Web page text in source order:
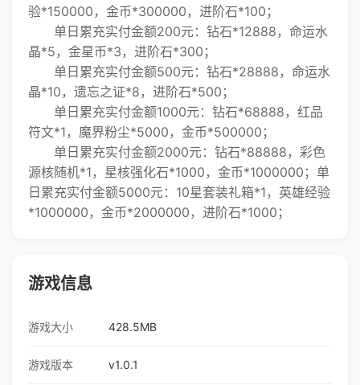
验*150000，金币*300000，进阶石*100；
单日累充实付金额200元：钻石*12888，命运水
晶*5，金星币*3，进阶石*300；
单日累充实付金额500元：钻石*28888，命运水
晶*10，遗忘之证*8，进阶石*500；
单日累充实付金额1000元：钻石*68888，红品
符文*1，魔界粉尘*5000，金币*500000；
单日累充实付金额2000元：钻石*88888，彩色
源核随机*1，星核强化石*1000，金币*1000000；单
日累充实付金额5000元：10星套装礼箱*1，英雄经验
*1000000，金币*2000000，进阶石*1000；
游戏信息
游戏大小 428.5MB
游戏版本 v1.0.1